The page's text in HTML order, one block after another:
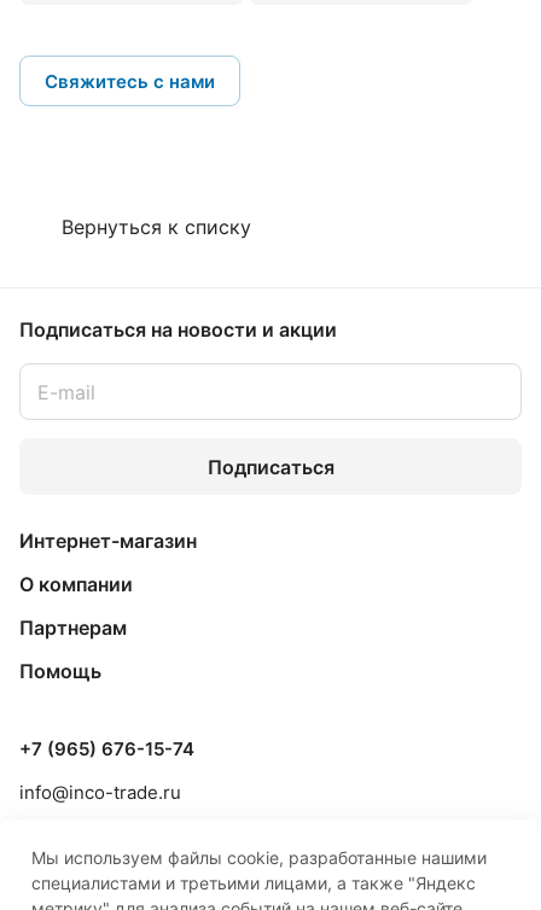
Свяжитесь с нами
Вернуться к списку
Подписаться на новости и акции
Подписаться
Интернет-магазин
О компании
Партнерам
Помощь
+7 (965) 676-15-74
info@inco-trade.ru
Мы используем файлы cookie, разработанные нашими
специалистами и третьими лицами, а также "Яндекс